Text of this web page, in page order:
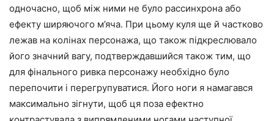
одночасно, щоб між ними не було рассинхрона або
ефекту ширяючого м’яча. При цьому куля ще й частково
лежав на колінах персонажа, що також підкреслювало
його значний вагу, подтверждавшийся також тим, що
для фінального ривка персонажу необхідно було
перепочити і перегрупуватися. Його ноги я намагався
максимально зігнути, щоб ця поза ефектно